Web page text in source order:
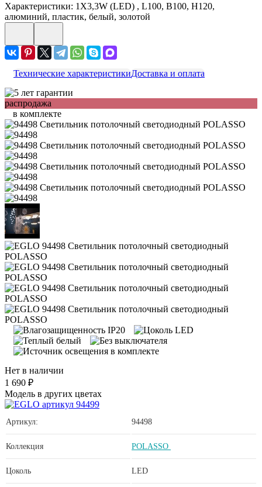
Характеристики: 1X3,3W (LED) , L100, B100, H120,
алюминий, пластик, белый, золотой
Технические характеристикиДоставка и оплата
распродажа
в комплекте
Нет в наличии
1 690 ₽
Модель в других цветах
Артикул: 94498
Коллекция POLASSO
Цоколь LED